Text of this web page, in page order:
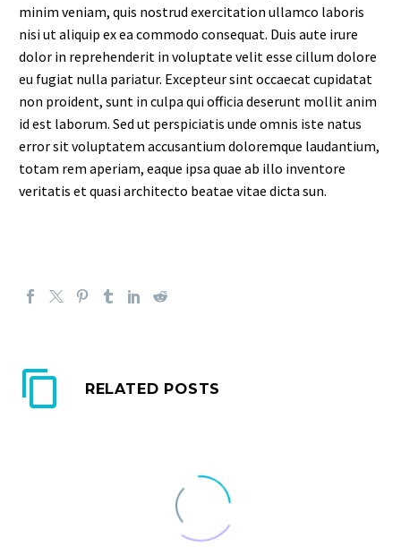
minim veniam, quis nostrud exercitation ullamco laboris
nisi ut aliquip ex ea commodo consequat. Duis aute irure
dolor in reprehenderit in voluptate velit esse cillum dolore
eu fugiat nulla pariatur. Excepteur sint occaecat cupidatat
non proident, sunt in culpa qui officia deserunt mollit anim
id est laborum. Sed ut perspiciatis unde omnis iste natus
error sit voluptatem accusantium doloremque laudantium,
totam rem aperiam, eaque ipsa quae ab illo inventore
veritatis et quasi architecto beatae vitae dicta sun.
RELATED POSTS